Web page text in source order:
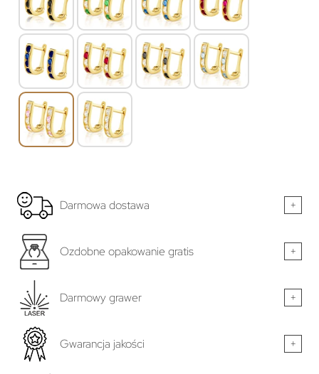
Darmowa dostawa +
Ozdobne opakowanie gratis +
Darmowy grawer +
Gwarancja jakości +